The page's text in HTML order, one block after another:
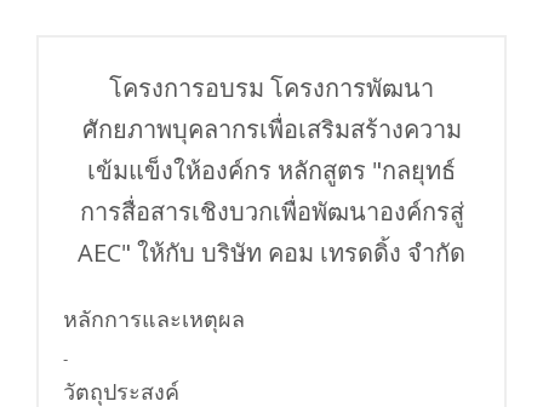
โครงการอบรม โครงการพัฒนา
ศักยภาพบุคลากรเพื่อเสริมสร้างความ
เข้มแข็งให้องค์กร หลักสูตร "กลยุทธ์
การสื่อสารเชิงบวกเพื่อพัฒนาองค์กรสู่
AEC" ให้กับ บริษัท คอม เทรดดิ้ง จำกัด
หลักการและเหตุผล
-
วัตถุประสงค์